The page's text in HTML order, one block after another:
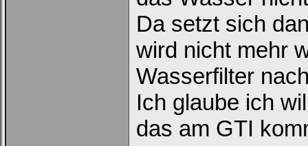
Da setzt sich
wird nicht mehr
Wasserfilter
Ich glaube ich
das am GTI